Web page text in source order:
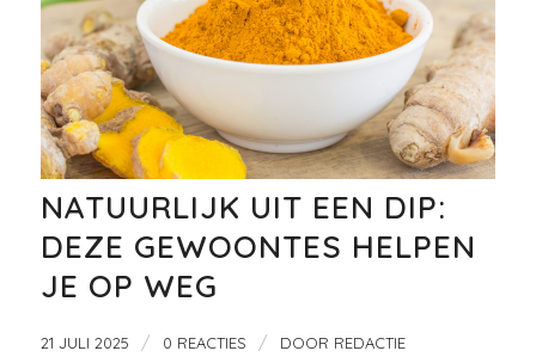
NATUURLIJK UIT EEN DIP:
DEZE GEWOONTES HELPEN
JE OP WEG
21 JULI 2025 / 0 REACTIES / DOOR REDACTIE